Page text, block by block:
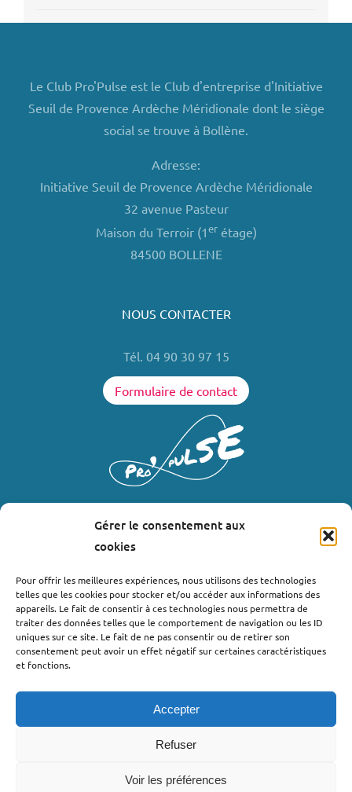
Gérer le consentement aux
cookies
Pour offrir les meilleures expériences, nous utilisons des technologies
telles que les cookies pour stocker et/ou accéder aux informations des
appareils. Le fait de consentir à ces technologies nous permettra de
traiter des données telles que le comportement de navigation ou les ID
uniques sur ce site. Le fait de ne pas consentir ou de retirer son
consentement peut avoir un effet négatif sur certaines caractéristiques
et fonctions.
Accepter
Refuser
Voir les préférences
Le Club Pro'Pulse est le Club d'entreprise d'Initiative
Seuil de Provence Ardèche Méridionale dont le siège
social se trouve à Bollène.
Adresse:
Initiative Seuil de Provence Ardèche Méridionale
32 avenue Pasteur
Maison du Terroir (1erétage)
84500 BOLLENE
NOUS CONTACTER
Tél. 04 90 30 97 15
Formulaire de contact
LIENS UTILES
Où nous trouver ?
Bollène
Nyons
Valréas
©2022 - Pro’pulse by Initiative Seuil de Provence Ardèche